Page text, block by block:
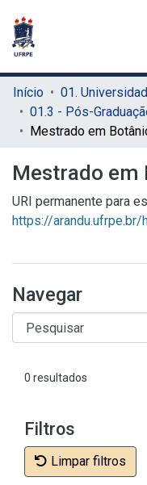
Início
Mestrado em
Mestrado em
URI permanente para
https://
Navegar
0 resultados
Filtros
Limpar filtros